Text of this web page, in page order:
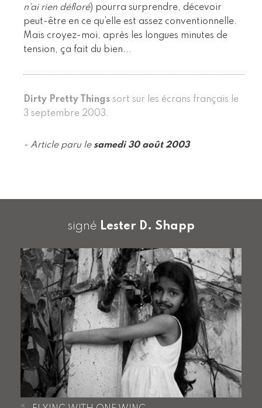
n’ai rien défloré) pourra surprendre, décevoir
peut-être en ce qu’elle est assez conventionnelle.
Mais croyez-moi, après les longues minutes de
tension, ça fait du bien...
Dirty Pretty Things sort sur les écrans français le
3 septembre 2003.
- Article paru le samedi 30 août 2003
signé Lester D. Shapp